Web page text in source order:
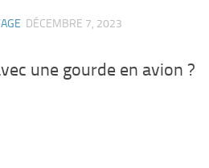
DÉCEMBRE 7, 2023
une gourde en avion ?